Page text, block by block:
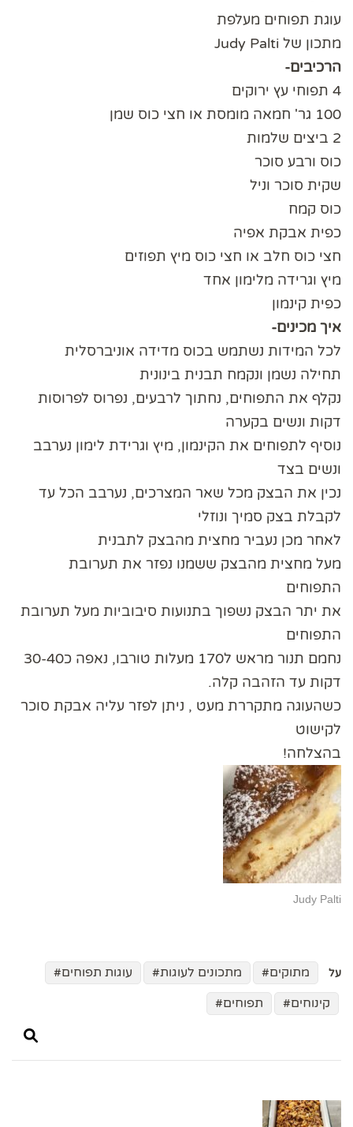
עוגת תפוחים מעלפת
מתכון של Judy Palti
הרכיבים-
4 תפוחי עץ ירוקים
100 גר' חמאה מומסת או חצי כוס שמן
2 ביצים שלמות
כוס ורבע סוכר
שקית סוכר וניל
כוס קמח
כפית אבקת אפיה
חצי כוס חלב או חצי כוס מיץ תפוזים
מיץ וגרידה מלימון אחד
כפית קינמון
איך מכינים-
לכל המידות נשתמש בכוס מדידה אוניברסלית
תחילה נשמן ונקמח תבנית בינונית
נקלף את התפוחים, נחתוך לרבעים, נפרוס לפרוסות
דקות ונשים בקערה
נוסיף לתפוחים את הקינמון, מיץ וגרידת לימון נערבב
ונשים בצד
נכין את הבצק מכל שאר המצרכים, נערבב הכל עד
לקבלת בצק סמיך ונוזלי
לאחר מכן נעביר מחצית מהבצק לתבנית
מעל מחצית מהבצק ששמנו נפזר את תערובת
התפוחים
את יתר הבצק נשפוך בתנועות סיבוביות מעל תערובת
התפוחים
נחמם תנור מראש ל170 מעלות טורבו, נאפה כ30-40
דקות עד הזהבה קלה.
כשהעוגה מתקררת מעט , ניתן לפזר עליה אבקת סוכר
לקישוט
בהצלחה!
Judy Palti
על מתוקים מתכונים לעוגות
עוגות תפוחים
קינוחים
תפוחים
בפוסטים